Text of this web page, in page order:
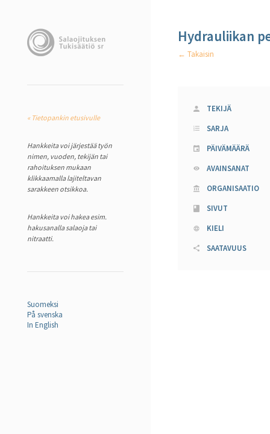
« Tietopankin etusivulle
Hankkeita voi järjestää työn
nimen, vuoden, tekijän tai
rahoituksen mukaan
klikkaamalla lajiteltavan
sarakkeen otsikkoa.
Hankkeita voi hakea esim.
hakusanalla salaoja tai
nitraatti.
Suomeksi
På svenska
In English
Hydrauliikan
← Takaisin
TEKIJÄ
SARJA
PÄIVÄMÄÄRÄ
AVAINSANAT
ORGANISAATIO
SIVUT
KIELI
SAATAVUUS